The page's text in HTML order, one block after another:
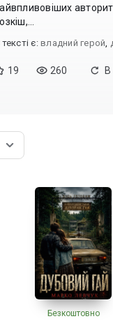
є:владний герой,
19 260
Безкоштовно